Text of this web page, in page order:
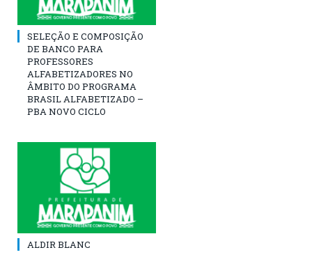
SELEÇÃO E COMPOSIÇÃO
DE BANCO PARA
PROFESSORES
ALFABETIZADORES NO
ÂMBITO DO PROGRAMA
BRASIL ALFABETIZADO –
PBA NOVO CICLO
ALDIR BLANC